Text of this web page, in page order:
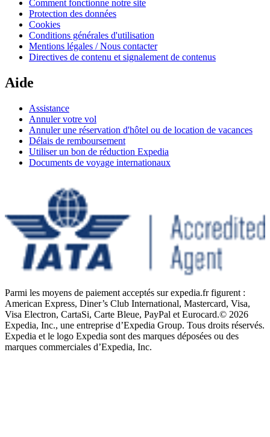
Comment fonctionne notre site
Protection des données
Cookies
Conditions générales d'utilisation
Mentions légales / Nous contacter
Directives de contenu et signalement de contenus
Aide
Assistance
Annuler votre vol
Annuler une réservation d'hôtel ou de location de vacances
Délais de remboursement
Utiliser un bon de réduction Expedia
Documents de voyage internationaux
Parmi les moyens de paiement acceptés sur expedia.fr figurent :
American Express, Diner’s Club International, Mastercard, Visa,
Visa Electron, CartaSi, Carte Bleue, PayPal et Eurocard.© 2026
Expedia, Inc., une entreprise d’Expedia Group. Tous droits réservés.
Expedia et le logo Expedia sont des marques déposées ou des
marques commerciales d’Expedia, Inc.